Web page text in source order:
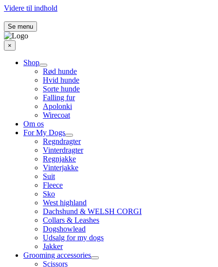
Videre til indhold
Se menu
×
Shop
Rød hunde
Hvid hunde
Sorte hunde
Falling fur
Apolonki
Wirecoat
Om os
For My Dogs
Regndragter
Vinterdragter
Regnjakke
Vinterjakke
Suit
Fleece
Sko
West highland
Dachshund & WELSH CORGI
Collars & Leashes
Dogshowlead
Udsalg for my dogs
Jakker
Grooming accessories
Scissors